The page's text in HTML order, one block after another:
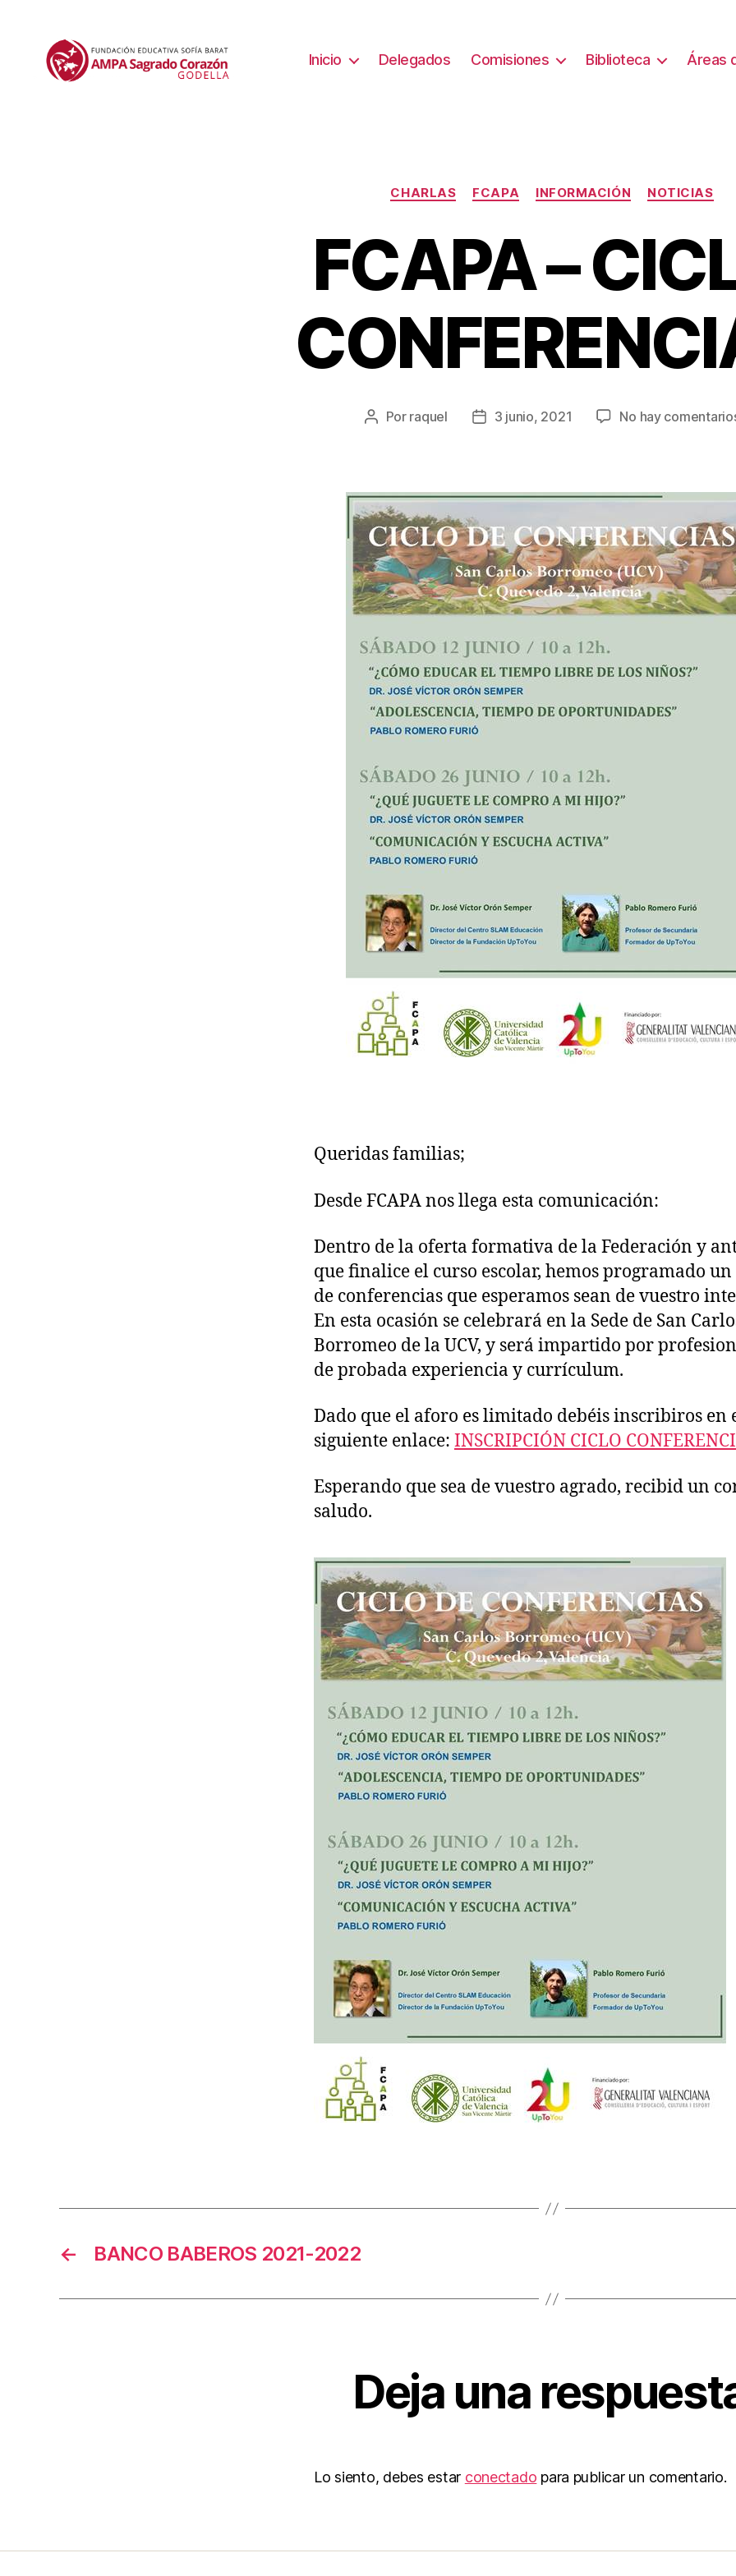
Inicio Delegados Comisiones Biblioteca Áreas
Categorías
CHARLAS FCAPA INFORMACIÓN NOTICIAS
FCAPA –
Autor
Por raquel
Fecha3 junio, 2021 No hay
Queridas familias;
Desde FCAPA nos llega esta comunicación:
Dentro de la oferta formativa de la Federación y
que finalice el curso escolar, hemos programado
de conferencias que esperamos sean de vuestro
En esta ocasión se celebrará en la Sede de San
Borromeo de la UCV, y será impartido por
de probada experiencia y currículum.
Dado que el aforo es limitado debéis inscribiros en
siguiente enlace: INSCRIPCIÓN CICLO
Esperando que sea de vuestro agrado, recibid un
saludo.
← BANCO BABEROS 2021-2022
Deja una
Lo siento, debes estar conectado para publicar un comentario.